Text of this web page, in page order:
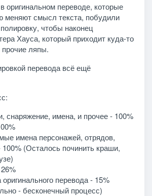
оригинальном переводе, которые
меняют смысл текста, побудили
чтобы наконец
Хауса, который приходит куда-то
ляпы.
перевода всё ещё
снаряжение, имена, и прочее - 100%
имена персонажей, отрядов,
100% (Осталось починить краши,
перевода - 15%
- бесконечный процесс)